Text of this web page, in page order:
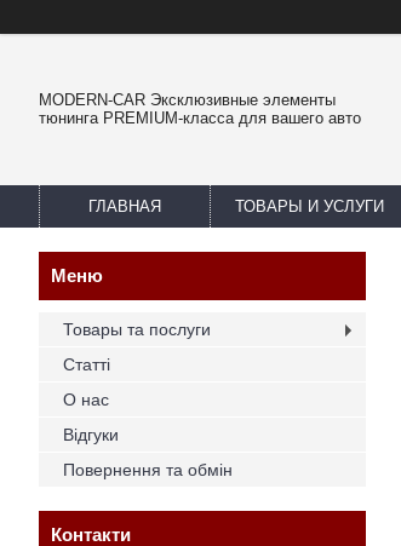
MODERN-CAR Эксклюзивные элементы
тюнинга PREMIUM-класса для вашего авто
ГЛАВНАЯ ТОВАРЫ И УСЛУГИ
Товары та послуги
Статті
О нас
Відгуки
Повернення та обмін
Контакти